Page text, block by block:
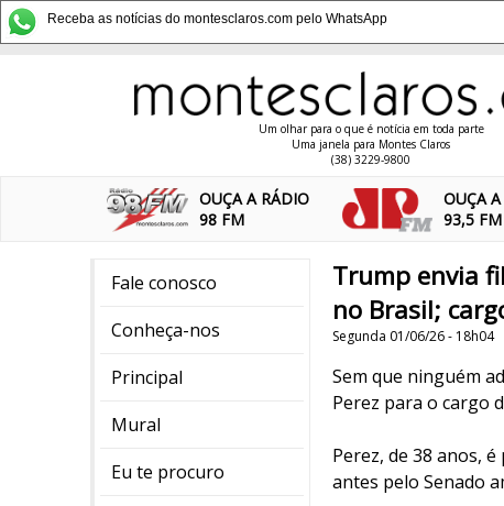
Receba as notícias do montesclaros.com pelo WhatsApp
Um olhar para o que é notícia em toda parte
Uma janela para Montes Claros
(38) 3229-9800
OUÇA A RÁDIO
98 FM
OUÇA
93,5 FM
Fale conosco
Conheça-nos
Principal
Mural
Eu te procuro
Trump envia
no Brasil;
Segunda 01/06/26 - 18h04
Sem que ninguém
Perez para o cargo
Perez, de 38 anos,
antes pelo Senado